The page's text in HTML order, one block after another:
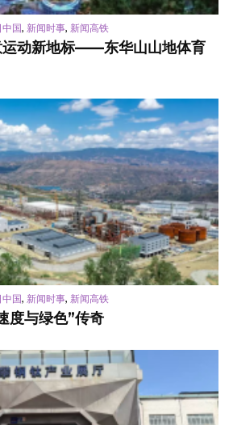
国, 新闻时事, 新闻高铁
运动新地标——东华山山地体育
国, 新闻时事, 新闻高铁
度与绿色”传奇